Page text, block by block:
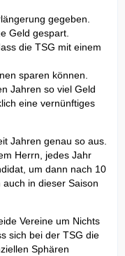
gegeben.
Geld gespart.
die TSG mit einem
sparen können.
Jahren so viel Geld
eine vernünftiges
Jahren genau so aus.
Herrn, jedes Jahr
um dann nach 10
in dieser Saison
Vereine um Nichts
sich bei der TSG die
Sphären